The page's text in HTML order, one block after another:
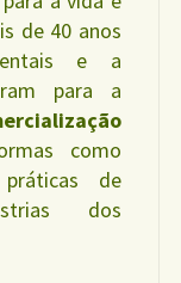
de 40 anos
e a
para a
como
de
dos